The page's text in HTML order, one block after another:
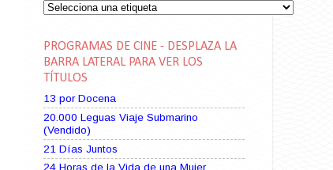
PROGRAMAS DE CINE - DESPLAZA LA
BARRA LATERAL PARA VER LOS
TÍTULOS
13 por Docena
20.000 Leguas Viaje Submarino
(Vendido)
21 Días Juntos
24 Horas de la Vida de una Mujer